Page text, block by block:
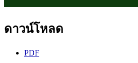
ดาวน์โหลด
PDF